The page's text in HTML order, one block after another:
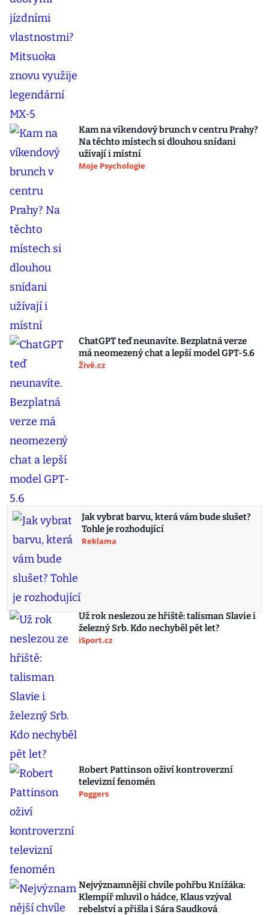
Kam na víkendový brunch v centru Prahy?
Na těchto místech si dlouhou snídani
užívají i místní
Moje Psychologie
ChatGPT teď neunavíte. Bezplatná verze
má neomezený chat a lepší model GPT-5.6
Živě.cz
Jak vybrat barvu, která vám bude slušet?
Tohle je rozhodující
Reklama
Už rok neslezou ze hřiště: talisman Slavie i
železný Srb. Kdo nechyběl pět let?
iSport.cz
Robert Pattinson oživí kontroverzní
televizní fenomén
Poggers
Nejvýznamnější chvíle pohřbu Knížáka:
Klempíř mluvil o hádce, Klaus vzýval
rebelství a přišla i Sára Saudková